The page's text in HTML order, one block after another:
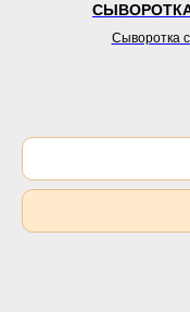
Сыворотка